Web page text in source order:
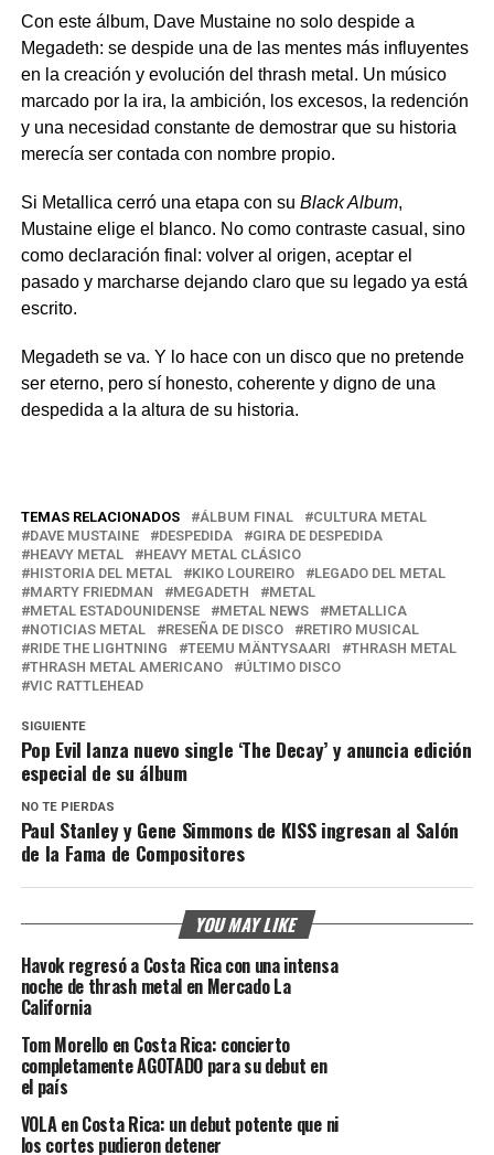
Con este álbum, Dave Mustaine no solo despide a
Megadeth: se despide una de las mentes más influyentes
en la creación y evolución del thrash metal. Un músico
marcado por la ira, la ambición, los excesos, la redención
y una necesidad constante de demostrar que su historia
merecía ser contada con nombre propio.
Si Metallica cerró una etapa con su Black Album,
Mustaine elige el blanco. No como contraste casual, sino
como declaración final: volver al origen, aceptar el
pasado y marcharse dejando claro que su legado ya está
escrito.
Megadeth se va. Y lo hace con un disco que no pretende
ser eterno, pero sí honesto, coherente y digno de una
despedida a la altura de su historia.
TEMAS RELACIONADOS ÁLBUM FINAL
CULTURA METAL
DAVE MUSTAINE
DESPEDIDA
GIRA DE DESPEDIDA
HEAVY METAL
HEAVY METAL CLÁSICO
HISTORIA DEL METAL
KIKO LOUREIRO
LEGADO DEL METAL
MARTY FRIEDMAN
MEGADETH
METAL
METAL ESTADOUNIDENSE
METAL NEWS
METALLICA
NOTICIAS METAL
RESEÑA DE DISCO
RETIRO MUSICAL
RIDE THE LIGHTNING
TEEMU MÄNTYSAARI
THRASH METAL
THRASH METAL AMERICANO
ÚLTIMO DISCO
VIC RATTLEHEAD
SIGUIENTE
Pop Evil lanza nuevo single ‘The Decay’ y anuncia edición
especial de su álbum
NO TE PIERDAS
Paul Stanley y Gene Simmons de KISS ingresan al Salón
de la Fama de Compositores
YOU MAY LIKE
Havok regresó a Costa Rica con una intensa
noche de thrash metal en Mercado La
California
Tom Morello en Costa Rica: concierto
completamente AGOTADO para su debut en
el país
VOLA en Costa Rica: un debut potente que ni
los cortes pudieron detener